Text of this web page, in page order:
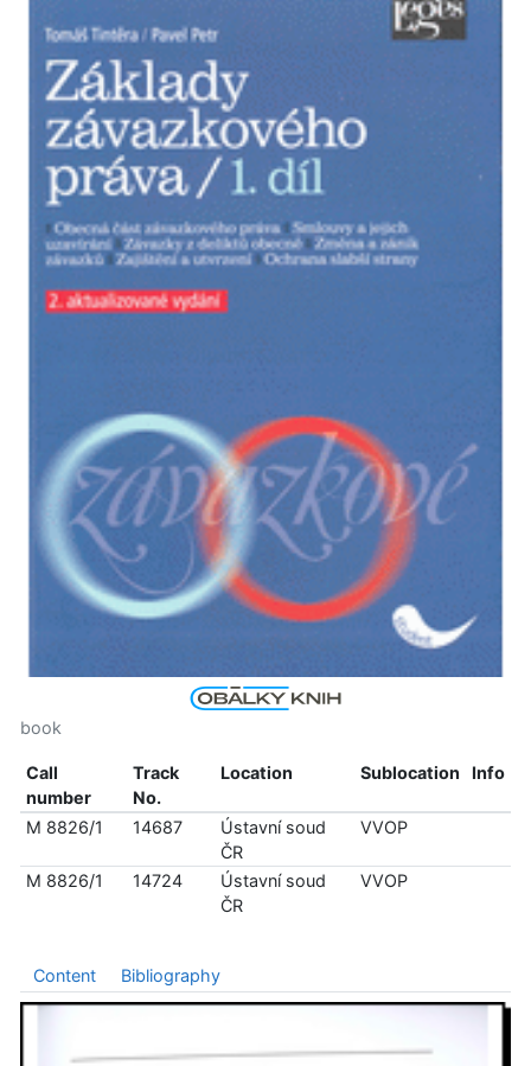
book
Call
number
Track
No.
Location Sublocation Info
M 8826/1 14687
Ústavní soud
ČR
VVOP
M 8826/1 14724
Ústavní soud
ČR
VVOP
Content Bibliography